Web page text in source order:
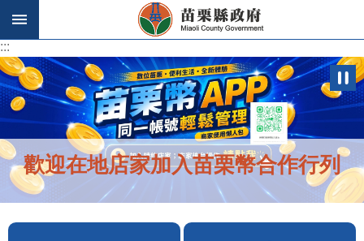
跳到主要內容區塊
:::
:::
歡迎在地店家加入苗栗幣合作行列